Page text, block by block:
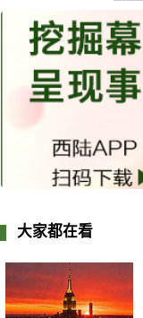
大家都在看